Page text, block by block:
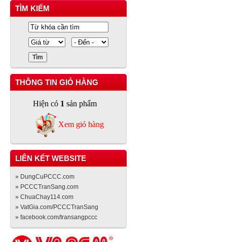
TÌM KIẾM
THÔNG TIN GIỎ HÀNG
Hiện có 1 sản phẩm
Xem giỏ hàng
LIÊN KẾT WEBSITE
» DungCuPCCC.com
» PCCCTranSang.com
» ChuaChay114.com
» VatGia.com/PCCCTranSang
» facebook.com/transangpccc